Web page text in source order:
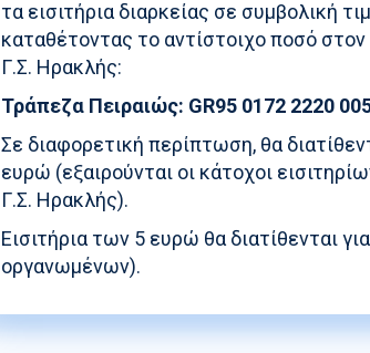
τα εισιτήρια διαρκείας σε συμβολική
καταθέτοντας το αντίστοιχο ποσό
Γ.Σ. Ηρακλής:
Τράπεζα Πειραιώς: GR95 0172 2220
Σε διαφορετική περίπτωση, θα
ευρώ (εξαιρούνται οι κάτοχοι
Γ.Σ. Ηρακλής).
Εισιτήρια των 5 ευρώ θα διατίθενται
οργανωμένων).